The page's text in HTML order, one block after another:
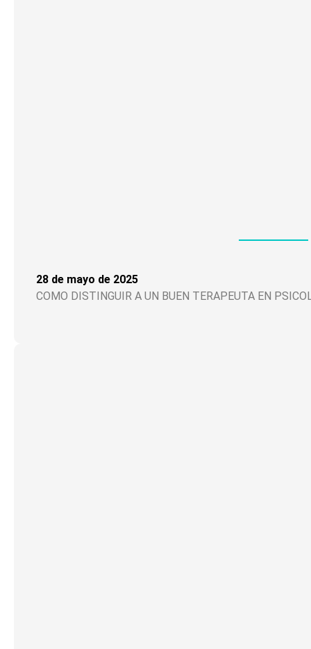
28 de mayo de 2025
COMO DISTINGUIR A UN BUEN TERAPEUTA EN